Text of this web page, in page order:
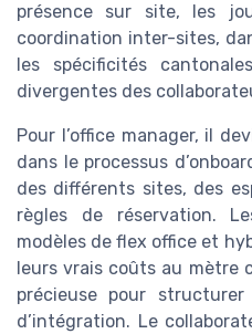
présence sur site, les
coordination inter-sites,
les spécificités
divergentes des
Pour l’office manager, il
dans le processus
des différents sites, des
règles de réservation.
modèles de flex office et
leurs vrais coûts au mètre
précieuse pour
d’intégration. Le